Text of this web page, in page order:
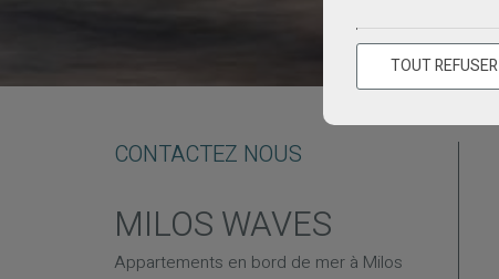
CONTACTEZ NOUS
MILOS WAVES
Appartements en bord de mer à Milos
TOUT REFUSER